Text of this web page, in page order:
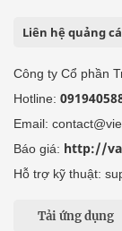
Liên hệ quảng
Công ty Cổ phần
Hotline:
Email:
Báo giá: http://
Hỗ trợ kỹ thuật:
Tải ứng dụng